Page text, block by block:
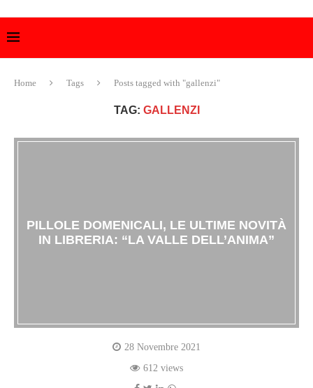
Home Tags Posts tagged with "gallenzi"
TAG: GALLENZI
PILLOLE DOMENICALI, LE ULTIME NOVITÀ
IN LIBRERIA: “LA VALLE DELL’ANIMA”
28 Novembre 2021
612 views